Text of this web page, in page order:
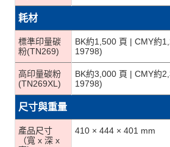
耗材
標準印量碳
粉(TN269)
BK約1,500 頁 | CMY約
19798)
高印量碳粉
(TN269XL)
BK約3,000 頁 | CMY約
19798)
尺寸與重量
產品尺寸
（寬 x 深 x
410 × 444 × 401 mm